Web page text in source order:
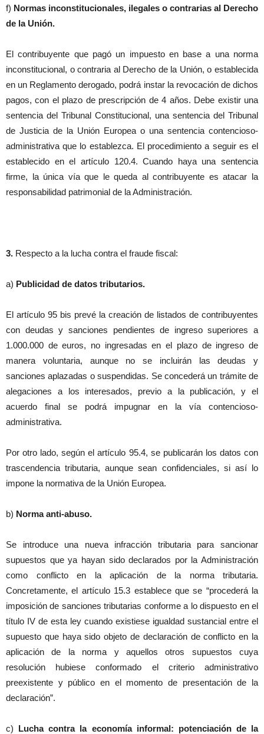
f) Normas inconstitucionales, ilegales o contrarias al Derecho
de la Unión.
El contribuyente que pagó un impuesto en base a una norma
inconstitucional, o contraria al Derecho de la Unión, o establecida
en un Reglamento derogado, podrá instar la revocación de dichos
pagos, con el plazo de prescripción de 4 años. Debe existir una
sentencia del Tribunal Constitucional, una sentencia del Tribunal
de Justicia de la Unión Europea o una sentencia contencioso-
administrativa que lo establezca. El procedimiento a seguir es el
establecido en el artículo 120.4. Cuando haya una sentencia
firme, la única vía que le queda al contribuyente es atacar la
responsabilidad patrimonial de la Administración.
3. Respecto a la lucha contra el fraude fiscal:
a) Publicidad de datos tributarios.
El artículo 95 bis prevé la creación de listados de contribuyentes
con deudas y sanciones pendientes de ingreso superiores a
1.000.000 de euros, no ingresadas en el plazo de ingreso de
manera voluntaria, aunque no se incluirán las deudas y
sanciones aplazadas o suspendidas. Se concederá un trámite de
alegaciones a los interesados, previo a la publicación, y el
acuerdo final se podrá impugnar en la vía contencioso-
administrativa.
Por otro lado, según el artículo 95.4, se publicarán los datos con
trascendencia tributaria, aunque sean confidenciales, si así lo
impone la normativa de la Unión Europea.
b) Norma anti-abuso.
Se introduce una nueva infracción tributaria para sancionar
supuestos que ya hayan sido declarados por la Administración
como conflicto en la aplicación de la norma tributaria.
Concretamente, el artículo 15.3 establece que se “procederá la
imposición de sanciones tributarias conforme a lo dispuesto en el
título IV de esta ley cuando existiese igualdad sustancial entre el
supuesto que haya sido objeto de declaración de conflicto en la
aplicación de la norma y aquellos otros supuestos cuya
resolución hubiese conformado el criterio administrativo
preexistente y público en el momento de presentación de la
declaración”.
c) Lucha contra la economía informal: potenciación de la